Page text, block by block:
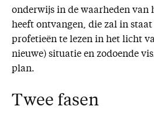
onderwijs in de waarheden van
heeft ontvangen, die zal in staat
profetieën te lezen in het licht
nieuwe) situatie en zodoende
plan.
Twee fasen